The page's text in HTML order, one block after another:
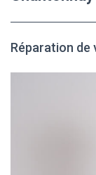
Réparation de